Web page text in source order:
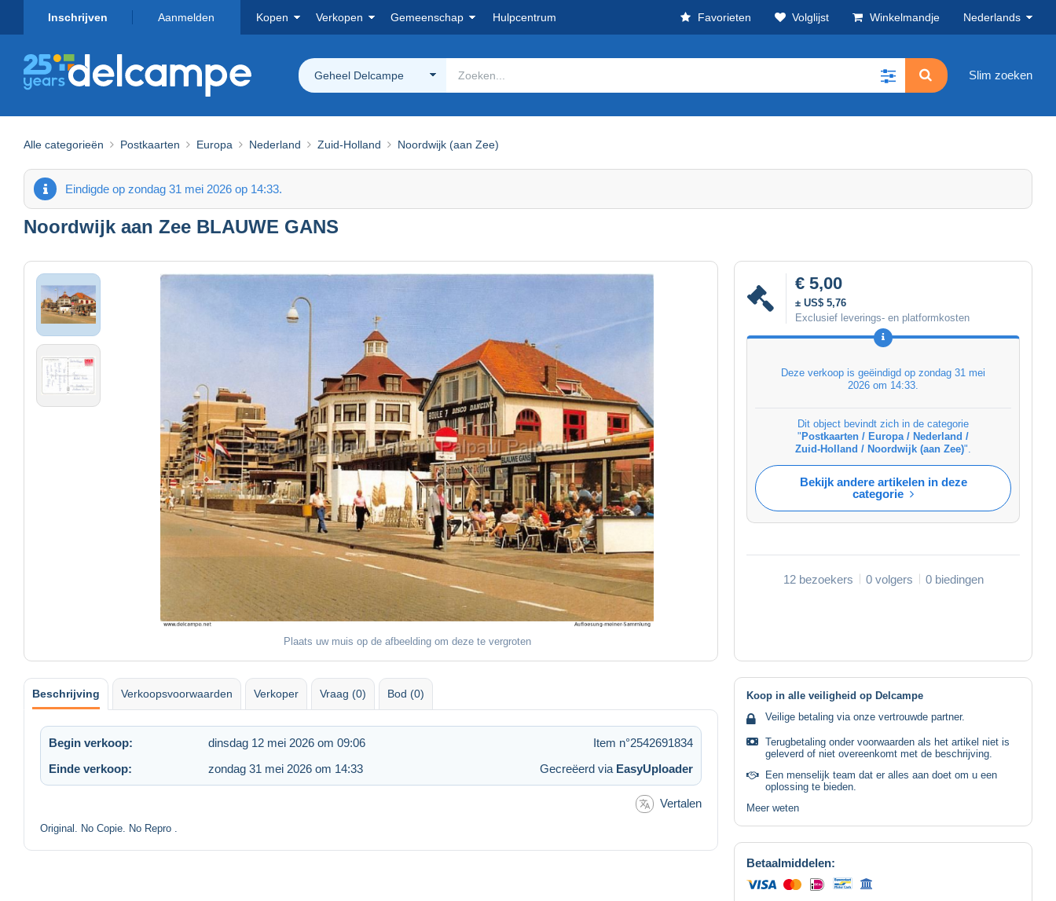
Inschrijven Aanmelden Kopen Verkopen Gemeenschap Hulpcentrum Favorieten Volglijst Winkelmandje Nederlands
Geheel Delcampe Slim zoeken
Alle categorieën Postkaarten Europa Nederland Zuid-Holland Noordwijk (aan Zee)
Eindigde op zondag 31 mei 2026 op 14:33.
Noordwijk aan Zee BLAUWE GANS
Plaats uw muis op de afbeelding om deze te vergroten
€ 5,00
± US$ 5,76
Exclusief leverings- en platformkosten
Deze verkoop is geëindigd op zondag 31 mei
2026 om 14:33
Dit object bevindt zich in de categorie
" Postkaarten / Europa / Nederland /
Zuid-Holland / Noordwijk (aan Zee)".
Bekijk andere artikelen in deze
categorie
12 bezoekers 0 volgers 0 biedingen
Beschrijving Verkoopsvoorwaarden Verkoper Vraag (0) Bod (0)
Begin verkoop: dinsdag 12 mei 2026 om 09:06
Item n°2542691834
Einde verkoop:
zondag 31 mei 2026 om 14:33 Gecreëerd via EasyUploader
Vertalen
Original. No Copie. No Repro .
Koop in alle veiligheid op Delcampe
Veilige betaling via onze vertrouwde partner.
Terugbetaling onder voorwaarden als het artikel niet is
geleverd of niet overeenkomt met de beschrijving.
Een menselijk team dat er alles aan doet om u een
oplossing te bieden.
Meer weten
Betaalmiddelen: